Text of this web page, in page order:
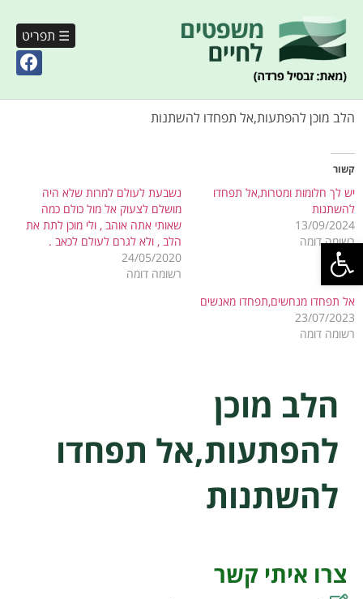
פתח סרגל נגישות
☰ תפריט
הלב מוכן להפתעות,אל תפחדו להשתנות
קשור
יש לך חלומות ומטרות,אל תפחדו
להשתנות
13/09/2024
רשומה דומה
נשבעת לעולם למרות שלא היה
מושלם לצעוק אל מול כולם כמה
שאותי אתה אוהב , ולי מוכן לתת את
הלב , ולא לגרם לעולם לכאב .
24/05/2020
רשומה דומה
אל תפחדו מנחשים,תפחדו מאנשים
23/07/2023
רשומה דומה
הלב מוכן
להפתעות,אל תפחדו
להשתנות
צרו איתי קשר